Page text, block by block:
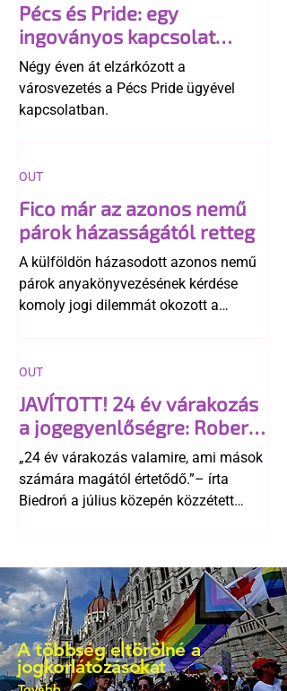
Pécs és Pride: egy
ingoványos kapcsolat
története
Négy éven át elzárkózott a
városvezetés a Pécs Pride ügyével
kapcsolatban.
Fico már az azonos nemű
párok házasságától retteg
A külföldön házasodott azonos nemű
párok anyakönyvezésének kérdése
komoly jogi dilemmát okozott a
egyértelműen tiltja a házasságuk
elismerését. Közben az ellenzéken belül
is vita robbant ki arról, hogy vissza
kellene-e vonni a kormány konzervatív
alkotmánymódosítását
OUT
JAVÍTOTT! 24 év várakozás
a jogegyenlőségre: Robert
Biedroń megindító üzenete
a lengyel bejegyzett
élettársi kapcsolatokért
„24 év várakozás valamire, ami mások
számára magától értetődő.”– írta
Biedroń a július közepén közzétett
OUT
A többség eltörölné a
jogkorlátozásokat